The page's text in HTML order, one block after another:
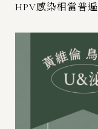
HPV感染相當普